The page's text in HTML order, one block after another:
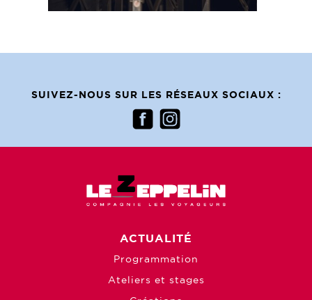
SUIVEZ-NOUS SUR LES RÉSEAUX SOCIAUX :
ACTUALITÉ
Programmation
Ateliers et stages